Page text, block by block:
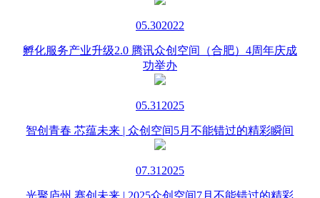
05.302022
孵化服务产业升级2.0 腾讯众创空间（合肥）4周年庆成
功举办
05.31 2025
智创青春 芯蕴未来 | 众创空间5月不能错过的精彩瞬间
07.31 2025
光聚庐州 赛创未来 | 2025众创空间7月不能错过的精彩